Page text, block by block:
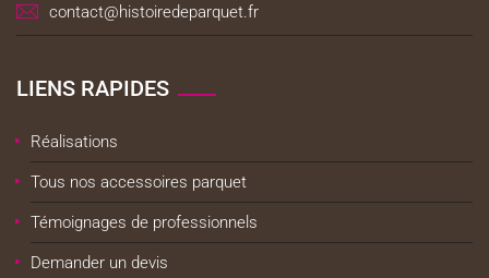
contact@histoiredeparquet.fr
LIENS RAPIDES
Réalisations
Tous nos accessoires parquet
Témoignages de professionnels
Demander un devis